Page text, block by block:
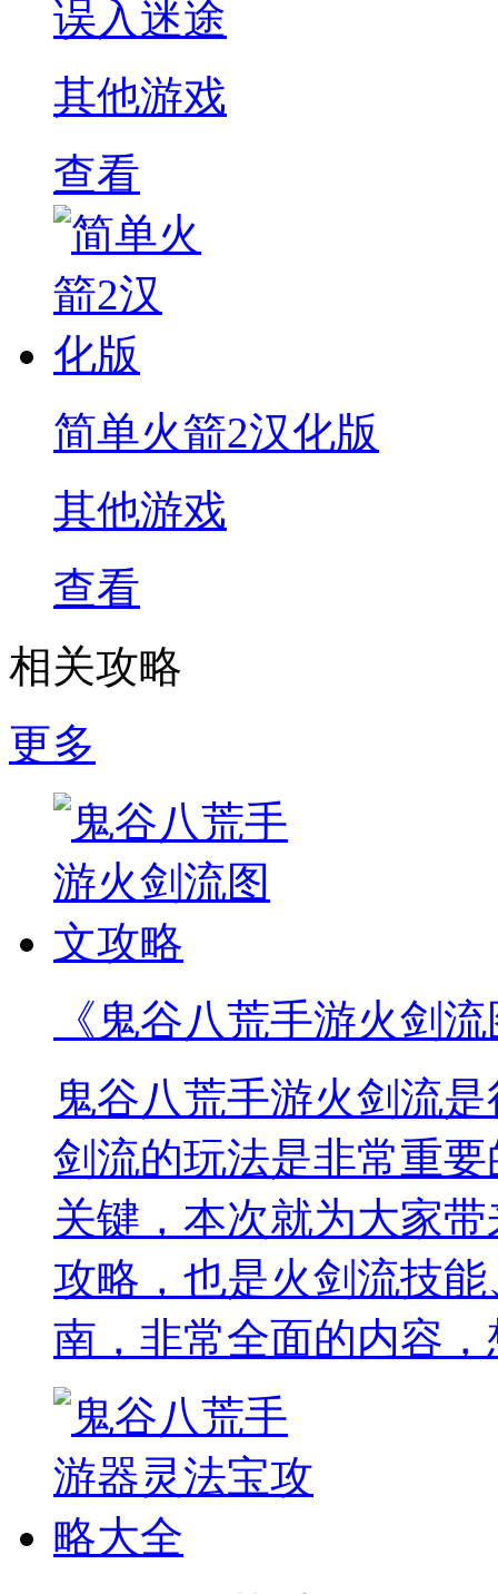
误入迷途
其他游戏
查看
简单火箭2汉化版
其他游戏
查看
相关攻略
更多
《鬼谷八荒手游火剑
鬼谷八荒手游火剑流
剑流的玩法是非常重
关键，本次就为大家
攻略，也是火剑流技
南，非常全面的内容